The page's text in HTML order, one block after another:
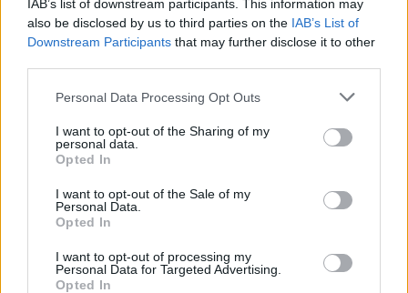
IAB’s list of downstream participants. This information may
also be disclosed by us to third parties on the IAB’s List of
Downstream Participants that may further disclose it to other
Personal Data Processing Opt Outs
I want to opt-out of the Sharing of my
personal data.
Opted In
I want to opt-out of the Sale of my
Personal Data.
Opted In
I want to opt-out of processing my
Personal Data for Targeted Advertising.
Opted In
ΣΎΝΔΕΣΜΟΙ